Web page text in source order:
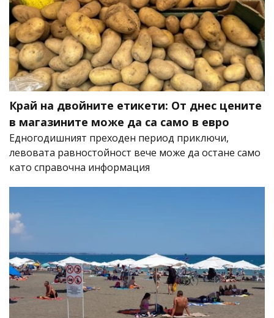
Край на двойните етикети: От днес цените
в магазините може да са само в евро
Едногодишният преходен период приключи,
левовата равностойност вече може да остане само
като справочна информация